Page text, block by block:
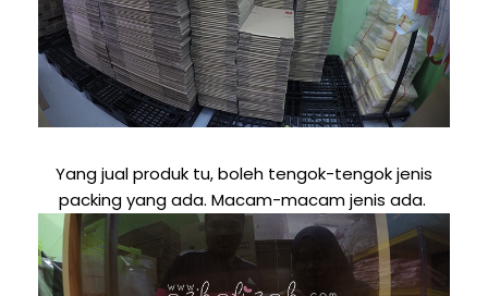
Yang jual produk tu, boleh tengok-tengok jenis
packing yang ada. Macam-macam jenis ada.